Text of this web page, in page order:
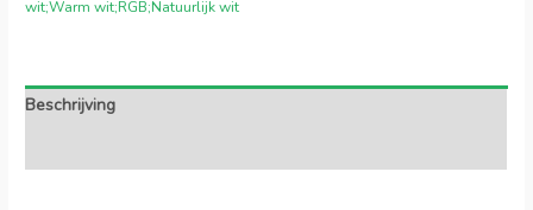
wit;Warm wit;RGB;Natuurlijk wit
Beschrijving